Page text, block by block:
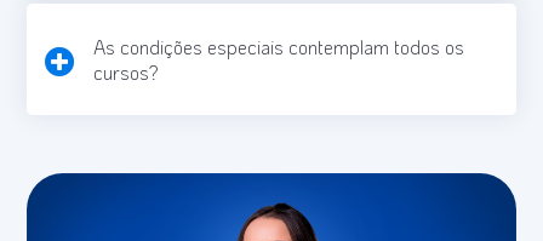
As condições especiais contemplam todos os
cursos?